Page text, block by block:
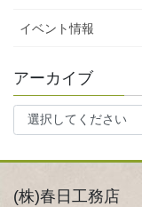
イベント情報
アーカイブ
(株)春日工務店